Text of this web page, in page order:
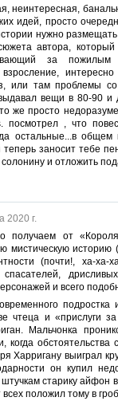
неинтересная,
идей, просто
нужно
автора,
за пожилым
или там проблемы
вещи в 80-90 и
же просто
посмотрел , что
остальные...в
теперь заносит тебе
и отложить
2020 г.
получаем от
мистическую
(почти!, ха-ха-
спасателей,
и всего
подростка
чтеца и «прислуги
Мальчонка
когда обстоятельства
Харригану выиграл
он купил
старику айфон
всех положил тому в